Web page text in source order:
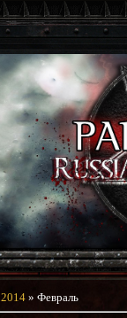
2014 » Февраль